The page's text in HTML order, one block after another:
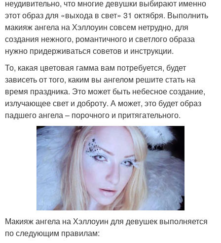
неудивительно, что многие девушки выбирают именно
этот образ для «выхода в свет» 31 октября. Выполнить
макияж ангела на Хэллоуин совсем нетрудно, для
создания нежного, романтичного и светлого образа
нужно придерживаться советов и инструкции.
То, какая цветовая гамма вам потребуется, будет
зависеть от того, каким вы ангелом решите стать на
время праздника. Это может быть небесное создание,
излучающее свет и доброту. А может, это будет образ
падшего ангела – порочного и притягательного.
Макияж ангела на Хэллоуин для девушек выполняется
по следующим правилам: